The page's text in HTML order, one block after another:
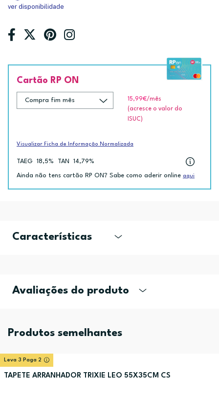
ver disponibilidade
Cartão RP ON
15,99€/mês
(acresce o valor do
ISUC)
Visualizar Ficha de Informação Normalizada
TAEG 18,5% TAN 14,79%
Ainda não tens cartão RP ON? Sabe como aderir online aqui
Características
Avaliações do produto
Produtos semelhantes
Leva 3 Paga 2
TAPETE ARRANHADOR TRIXIE LEO 55X35CM CS